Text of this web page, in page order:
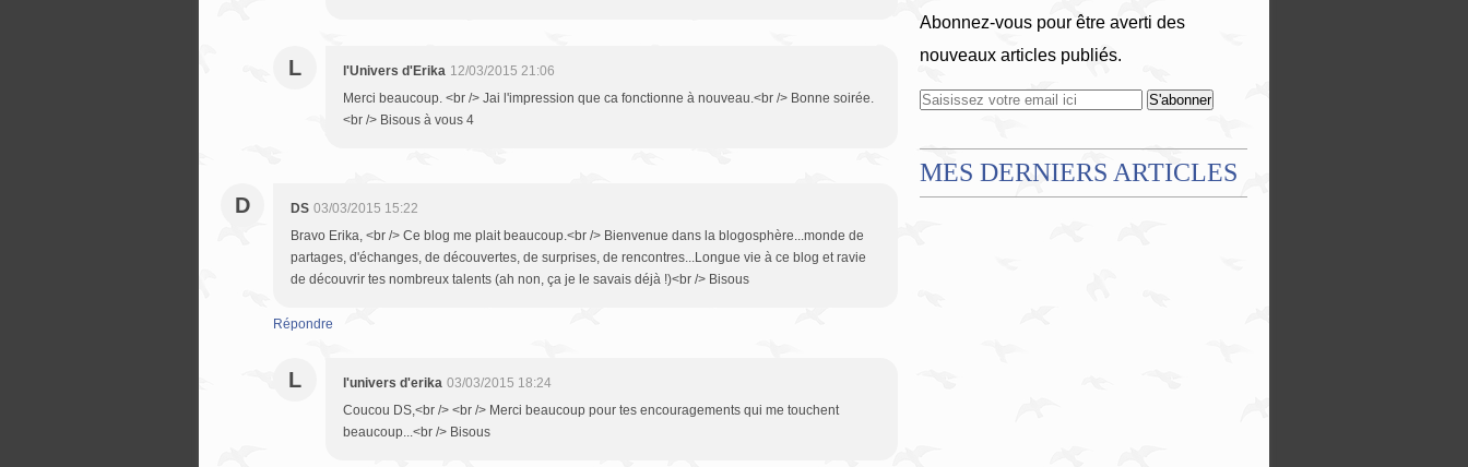
L l'Univers d'Erika 12/03/2015 21:06
Merci beaucoup. <br /> Jai l'impression que ca fonctionne à nouveau.<br /> Bonne soirée.
<br /> Bisous à vous 4
D DS 03/03/2015 15:22
Bravo Erika, <br /> Ce blog me plait beaucoup.<br /> Bienvenue dans la blogosphère...monde de
partages, d'échanges, de découvertes, de surprises, de rencontres...Longue vie à ce blog et ravie
de découvrir tes nombreux talents (ah non, ça je le savais déjà !)<br /> Bisous
Répondre
L l'univers d'erika 03/03/2015 18:24
Coucou DS,<br /> <br /> Merci beaucoup pour tes encouragements qui me touchent
beaucoup...<br /> Bisous
Abonnez-vous pour être averti des
nouveaux articles publiés.
MES DERNIERS ARTICLES